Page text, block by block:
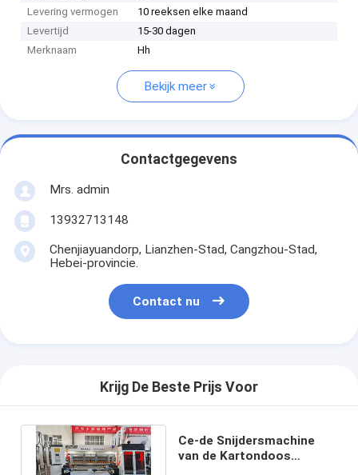
Levering vermogen
10 reeksen elke maand
Levertijd
15-30 dagen
Merknaam
Hh
Bekijk meer
Contactgegevens
Mrs. admin
13932713148
Chenjiayuandorp, Lianzhen-Stad, Cangzhou-Stad,
Hebei-provincie.
Contact nu
Krijg De Beste Prijs Voor
Ce-de Snijdersmachine
van de Kartondoos